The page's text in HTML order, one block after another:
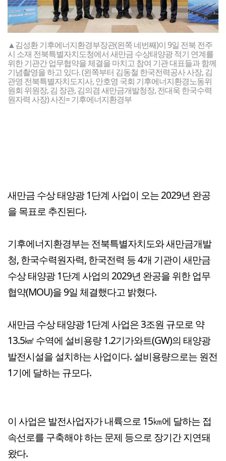
▲김성환 기후에너지환경부장관(왼쪽 네번째)이 9일 전북 전주
시 소재 전북특별자치도청에서 새만금 수상태양광 적기 연계를
위한 기관간 업무협약을 체결을 마치고 참여 기관 대표들과 함께
기념촬영을 하고 있다. (왼쪽부터 김동철 한국전력공사 사장, 김
관영 전북특별자치도지사, 안호영 국회 기후에너지환경노동위
원회 위원장, 김 장관, 김의겸 새만금개발청장, 전대욱 한국수력
원자력 사장) 사진= 기후에너지환경부
새만금 수상 태양광 1단계 사업이 오는 2029년 완공
을 목표로 추진된다.
기후에너지환경부는 전북특별자치도와 새만금개발
청, 한국수력원자력, 한국전력 등 4개 기관이 새만금
수상 태양광 1단계 사업의 2029년 완공을 위한 업무
협약(MOU)을 9일 체결했다고 밝혔다.
새만금 수상 태양광 1단계 사업은 3조원 규모로 약
13.5㎢ 수역에 설비용량 1.2기가와트(GW)의 태양광
발전시설을 설치하는 사업이다. 설비용량으로는 원전
1기에 달하는 규모다.
이 사업은 발전사업자가 내륙으로 15㎞에 달하는 접
속선로를 구축해야 하는 문제 등으로 장기간 지연돼
왔다.